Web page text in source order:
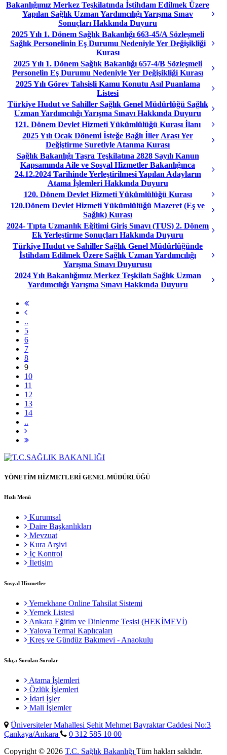
Bakanlığımız Merkez Teşkilatında İstihdam Edilmek Üzere
Yapılan Sağlık Uzman Yardımcılığı Yarışma Sınav
Sonuçları Hakkında Duyuru
2025 Yılı 1. Dönem Sağlık Bakanlığı 663-45/A Sözleşmeli
Sağlık Personelinin Eş Durumu Nedeniyle Yer Değişikliği
Kurası
2025 Yılı 1. Dönem Sağlık Bakanlığı 657-4/B Sözleşmeli
Personelin Eş Durumu Nedeniyle Yer Değişikliği Kurası
2025 Yılı Görev Tahsisli Kamu Konutu Asıl Puanlama
Listesi
Türkiye Hudut ve Sahiller Sağlık Genel Müdürlüğü Sağlık
Uzman Yardımcılığı Yarışma Sınavı Hakkında Duyuru
121. Dönem Devlet Hizmeti Yükümlülüğü Kurası İlanı
2025 Yılı Ocak Dönemi İsteğe Bağlı İller Arası Yer
Değiştirme Suretiyle Atanma Kurası
Sağlık Bakanlığı Taşra Teşkilatına 2828 Sayılı Kanun
Kapsamında Aile ve Sosyal Hizmetler Bakanlığınca
24.12.2024 Tarihinde Yerleştirilmesi Yapılan Adayların
Atama İşlemleri Hakkında Duyuru
120. Dönem Devlet Hizmeti Yükümlülüğü Kurası
120.Dönem Devlet Hizmeti Yükümlülüğü Mazeret (Eş ve
Sağlık) Kurası
2024- Tıpta Uzmanlık Eğitimi Giriş Sınavı (TUS) 2. Dönem
Ek Yerleştirme Sonuçları Hakkında Duyuru
Türkiye Hudut ve Sahiller Sağlık Genel Müdürlüğünde
İstihdam Edilmek Üzere Sağlık Uzman Yardımcılığı
Yarışma Sınavı Duyurusu
2024 Yılı Bakanlığımız Merkez Teşkilatı Sağlık Uzman
Yardımcılığı Yarışma Sınavı Hakkında Duyuru
..
5
6
7
8
9
10
11
12
13
14
..
YÖNETİM HİZMETLERİ GENEL MÜDÜRLÜĞÜ
Hızlı Menü
Kurumsal
Daire Başkanlıkları
Mevzuat
Kura Arşivi
İç Kontrol
İletişim
Sosyal Hizmetler
Yemekhane Online Tahsilat Sistemi
Yemek Listesi
Ankara Eğitim ve Dinlenme Tesisi (HEKİMEVİ)
Yalova Termal Kaplıcaları
Kreş ve Gündüz Bakımevi - Anaokulu
Sıkça Sorulan Sorular
Atama İşlemleri
Özlük İşlemleri
İdari İşler
Mali İşlemler
Üniversiteler Mahallesi Şehit Mehmet Bayraktar Caddesi No:3
Çankaya/Ankara
0 312 585 10 00
Copyright © 2026 T.C. Sağlık Bakanlığı Tüm hakları saklıdır.